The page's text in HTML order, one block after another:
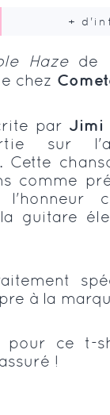
+
Haze de
chez
par Jimi
sur
comme
guitare
à la
pour ce t-
!